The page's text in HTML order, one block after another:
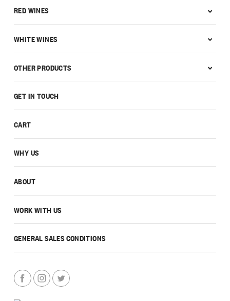
GET IN TOUCH
CART
WHY US
ABOUT
WORK WITH US
GENERAL SALES CONDITIONS
RED WINES
WHITE WINES
OTHER PRODUCTS